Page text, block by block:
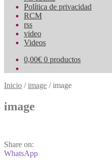
Política de privacidad
RCM
rss
video
Videos
0,00€ 0 productos
Inicio /image /image
image
Share on:
WhatsApp